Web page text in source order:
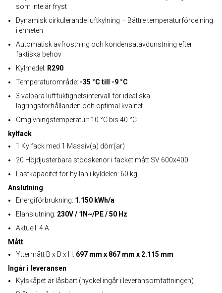
som inte är fryst
Dynamisk cirkulerande luftkylning – Bättre temperaturfördelning
i enheten
Automatisk avfrostning och kondensatavdunstning efter
faktiska behov
Kylmedel: R290
Temperaturområde: -35 °C till -9 °C
3 valbara luftfuktighetsintervall för idealiska
lagringsförhållanden och optimal kvalitet
Omgivningstemperatur: 10 °C bis 40 °C
kylfack
1 Kylfack med 1 Massiv(a) dörr(ar)
20 Höjdjusterbara stödskenor i facket mått SV 600x400
Lastkapacitet för hyllan i kyldelen: 60 kg
Anslutning
Energiförbrukning: 1.150 kWh/a
Elanslutning: 230V / 1N~/PE / 50 Hz
Aktuell: 4 A
Mått
Yttermått B x D x H: 697 mm x 867 mm x 2.115 mm
Ingår i leveransen
Kylskåpet är låsbart (nyckel ingår i leveransomfattningen)